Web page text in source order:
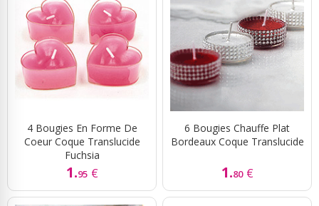
4 Bougies En Forme De
Coeur Coque Translucide
Fuchsia
1.95 €
6 Bougies Chauffe Plat
Bordeaux Coque Translucide
1.80 €